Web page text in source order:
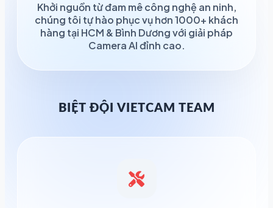
Khởi nguồn từ đam mê công nghệ an ninh,
chúng tôi tự hào phục vụ hơn 1000+ khách
hàng tại HCM & Bình Dương với giải pháp
Camera AI đỉnh cao.
BIỆT ĐỘI VIETCAM TEAM